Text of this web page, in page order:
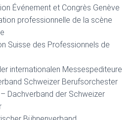
Événement et Congrès Genève
professionnelle de la scène
Suisse des Professionnels de
internationalen Messespediteure
Schweizer Berufsorchester
Dachverband der Schweizer